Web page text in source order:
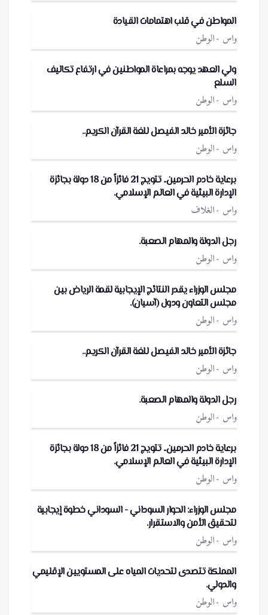
المواطن في قلب اهتمامات القيادة
واس الوطن
ولي العهد يوجه بمراعاة المواطنين في ارتفاع تكاليف
السلع
واس الوطن
جائزة الأمير خالد الفيصل للغة القرآن الكريم..
واس الوطن
برعاية خادم الحرمين.. تتويج 21 فائزاً من 18 دولة بجائزة
الإدارة البيئية في العالم الإسلامي.
واس الغلاف
رجل الدولة والمهام الصعبة.
واس الوطن
مجلس الوزراء يقدر النتائج الإيجابية لقمة الرياض بين
مجلس التعاون ودول (آسيان).
واس الوطن
جائزة الأمير خالد الفيصل للغة القرآن الكريم..
واس الوطن
رجل الدولة والمهام الصعبة.
واس الوطن
برعاية خادم الحرمين.. تتويج 21 فائزاً من 18 دولة بجائزة
الإدارة البيئية في العالم الإسلامي.
واس الوطن
مجلس الوزراء: الحوار السوداني - السوداني خطوة إيجابية
لتحقيق الأمن والاستقرار.
واس الوطن
المملكة تتصدى لتحديات المياه على المستويين الإقليمي
والدولي.
واس الوطن